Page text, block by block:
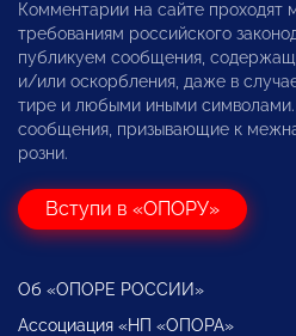
Комментарии на сайте проходят
требованиям российского
публикуем сообщения,
и/или оскорбления, даже в
тире и любыми иными
сообщения, призывающие к
розни.
Вступи в «ОПОРУ»
Об «ОПОРЕ РОССИИ»
Ассоциация «НП «ОПОРА»